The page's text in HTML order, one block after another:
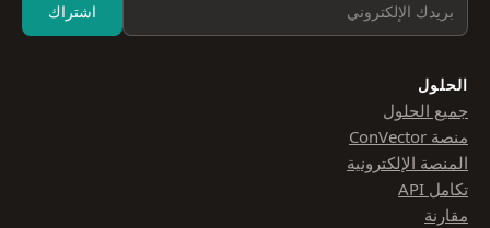
اشتراك
الحلول
جميع الحلول
منصة ConVector
المنصة الإلكترونية
تكامل API
مقارنة